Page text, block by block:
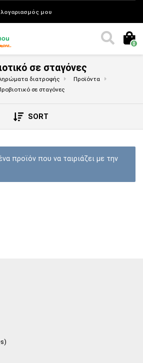
μου
0
σε σταγόνες
διατροφής
Προϊόντα
σε σταγόνες
SORT
προϊόν που να ταιριάζει με την